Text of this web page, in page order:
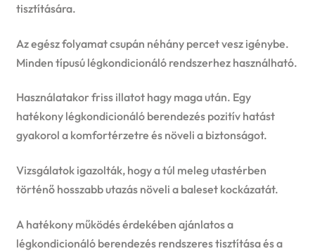
tisztítására.
Az egész folyamat csupán néhány percet vesz igénybe.
Minden típusú légkondicionáló rendszerhez használható.
Használatakor friss illatot hagy maga után. Egy
hatékony légkondicionáló berendezés pozitív hatást
gyakorol a komfortérzetre és növeli a biztonságot.
Vizsgálatok igazolták, hogy a túl meleg utastérben
történő hosszabb utazás növeli a baleset kockázatát.
A hatékony működés érdekében ajánlatos a
légkondicionáló berendezés rendszeres tisztítása és a